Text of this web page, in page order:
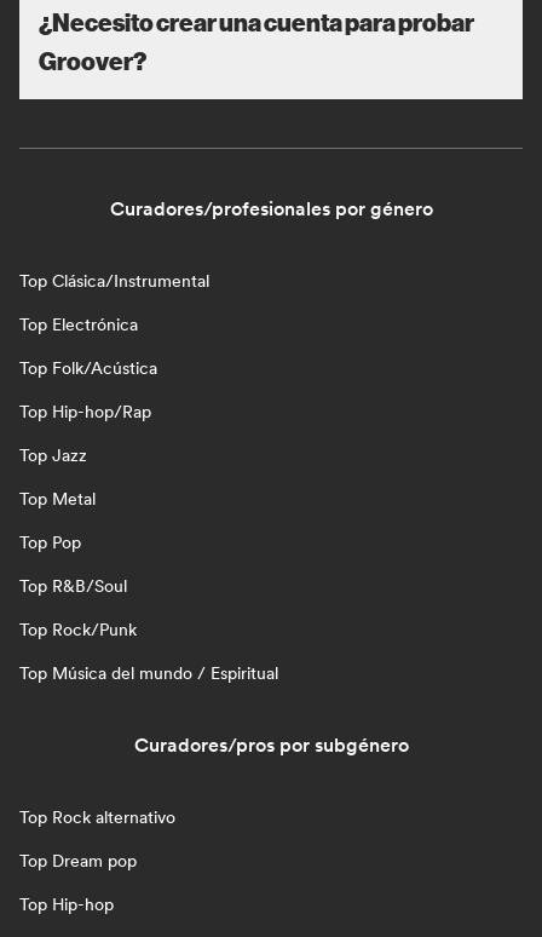
¿Necesito crear una cuenta para probar
Groover?
Curadores/profesionales por género
Top Clásica/Instrumental
Top Electrónica
Top Folk/Acústica
Top Hip-hop/Rap
Top Jazz
Top Metal
Top Pop
Top R&B/Soul
Top Rock/Punk
Top Música del mundo / Espiritual
Curadores/pros por subgénero
Top Rock alternativo
Top Dream pop
Top Hip-hop